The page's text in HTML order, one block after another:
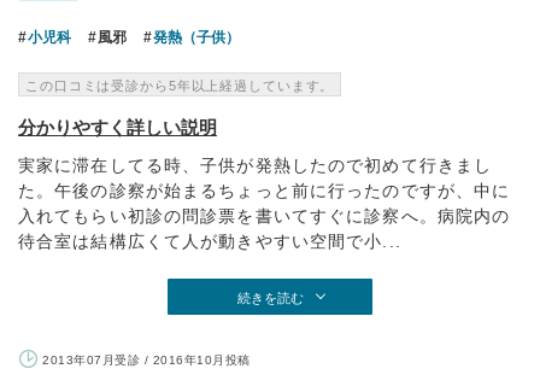
小児科 風邪 発熱（子供）
この口コミは受診から5年以上経過しています。
分かりやすく詳しい説明
実家に滞在してる時、子供が発熱したので初めて行きまし
た。午後の診察が始まるちょっと前に行ったのですが、中に
入れてもらい初診の問診票を書いてすぐに診察へ。病院内の
待合室は結構広くて人が動きやすい空間で小...
続きを読む
2013年07月受診 / 2016年10月投稿